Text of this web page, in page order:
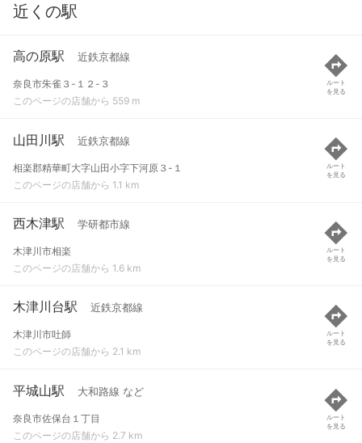
近くの駅
高の原駅 近鉄京都線
奈良市朱雀３-１２-３
このページの店舗から 559 m
ルート
を見る
山田川駅 近鉄京都線
相楽郡精華町大字山田小字下河原３-１
このページの店舗から 1.1 km
ルート
を見る
西木津駅 学研都市線
木津川市相楽
このページの店舗から 1.6 km
ルート
を見る
木津川台駅 近鉄京都線
木津川市吐師
このページの店舗から 2.1 km
ルート
を見る
平城山駅 大和路線 など
奈良市佐保台１丁目
このページの店舗から 2.7 km
ルート
を見る